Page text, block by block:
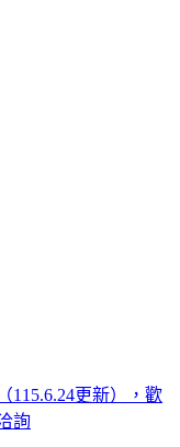
115.6.24更新），歡
詢